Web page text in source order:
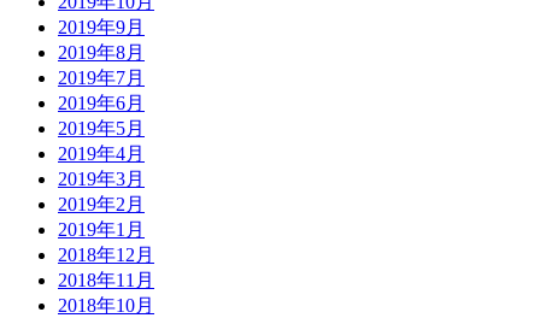
2019年9月
2019年8月
2019年7月
2019年6月
2019年5月
2019年4月
2019年3月
2019年2月
2019年1月
2018年12月
2018年11月
2018年10月